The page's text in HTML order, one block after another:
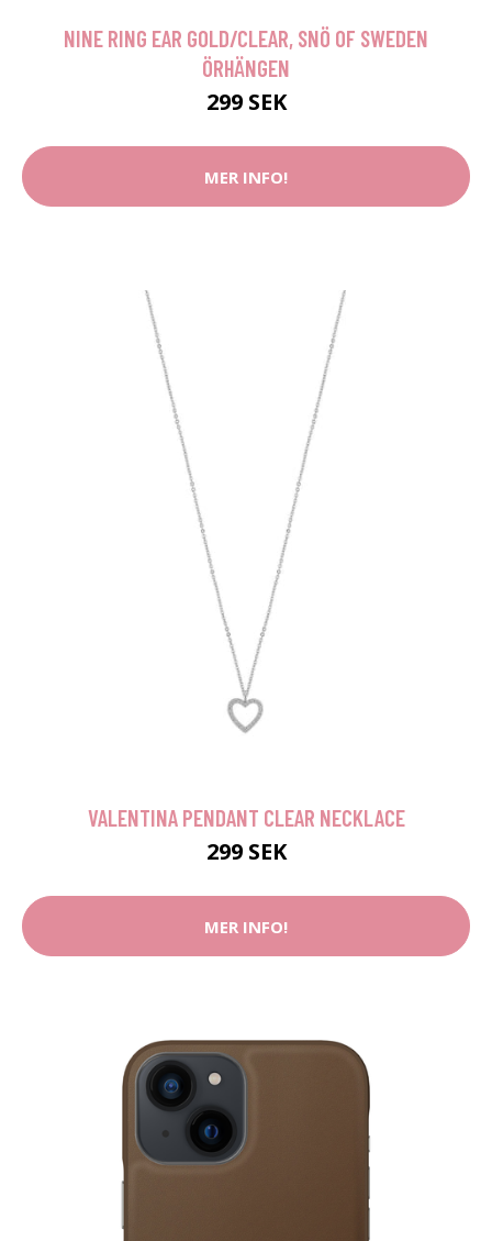
NINE RING EAR GOLD/CLEAR, SNÖ OF SWEDEN
ÖRHÄNGEN
299 SEK
MER INFO!
VALENTINA PENDANT CLEAR NECKLACE
299 SEK
MER INFO!